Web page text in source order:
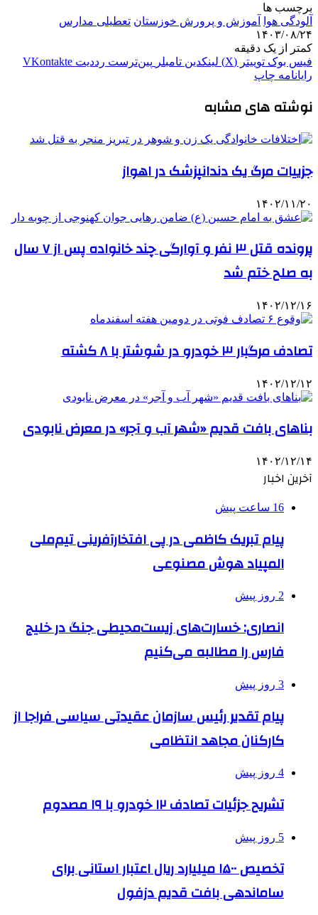
برچسب ها
آلودگی هوا
آموزش و پرورش خوزستان تعطیلی مدارس
۱۴۰۳/۰۸/۲۴
کمتر از یک دقیقه
فیس بوک توییتر (X) لینکدین ‫تامبلر ‫پین‌ترست ‫رددیت ‫VKontakte
رایانامه چاپ
نوشته های مشابه
جزییات مرگ یک دندانپزشک در اهواز
۱۴۰۲/۱۱/۲۰
پرونده قتل ۳ نفر و آوارگی چند خانواده پس از ۷ سال
به صلح ختم شد
۱۴۰۲/۱۲/۱۶
تصادف مرگبار ۳ خودرو در شوشتر با ۸ کشته
۱۴۰۲/۱۲/۱۲
بناهای بافت قدیم «شهر آب و آجر» در معرض نابودی
۱۴۰۲/۱۲/۱۴
آخرین اخبار
16 ساعت پیش
پیام تبریک کاظمی در پی افتخارآفرینی تیم‌ملی
المپیاد هوش مصنوعی
2 روز پیش
انصاری: خسارت‌های زیست‌محیطی جنگ در خلیج
فارس را مطالبه‌ می‌کنیم
3 روز پیش
پیام تقدیر رئیس سازمان عقیدتی سیاسی فراجا از
کارکنان مجاهد انتظامی
4 روز پیش
تشریح جزئیات تصادف ۱۲ خودرو با ۱۹ مصدوم
5 روز پیش
تخصیص ۱۵۰۰ میلیارد ریال اعتبار استانی برای
ساماندهی بافت قدیم دزفول